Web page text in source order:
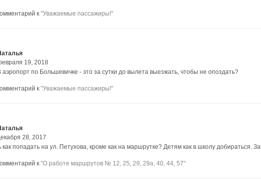
к "Уважаемые пассажиры!"
19, 2018
аэропорт по Большевичке - это за сутки до вылета выезжать, чтобы не опоздать?
к "Уважаемые пассажиры!"
28, 2017
как попадать на ул. Петухова, кроме как на маршрутке? Детям как в школу добираться.
к "О работе маршрутов № 12, 25, 29, 29а, 40, 44, 57"